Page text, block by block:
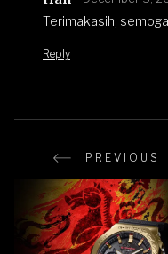
Terimakasih,
Reply
PREVIOUS